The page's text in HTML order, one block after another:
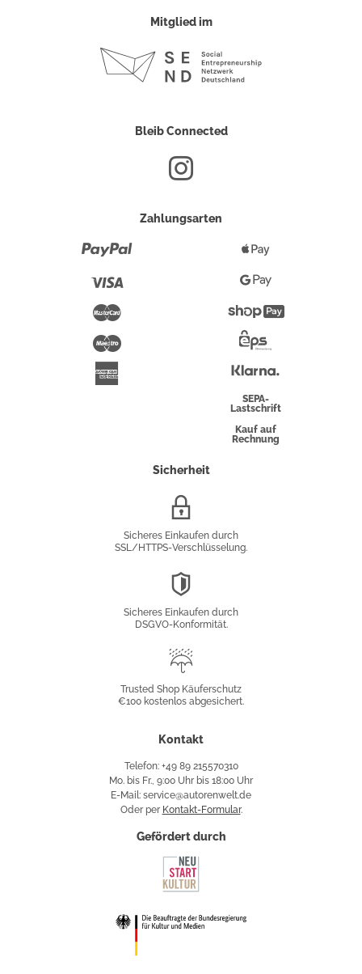
Mitglied im
Bleib Connected
Zahlungsarten
Maestro
Pay
Google
Pay
Überweisung
SEPA-
Lastschrift
Kauf auf
Rechnung
Sicherheit
Sicheres Einkaufen durch
SSL/HTTPS-Verschlüsselung.
Sicheres Einkaufen durch
DSGVO-Konformität.
Käuferschutz
Trusted Shop Käuferschutz
€100 kostenlos abgesichert.
Kontakt
Telefon: +49 89 215570310
Mo. bis Fr., 9:00 Uhr bis 18:00 Uhr
E-Mail: service@autorenwelt.de
Oder per Kontakt-Formular.
Gefördert durch